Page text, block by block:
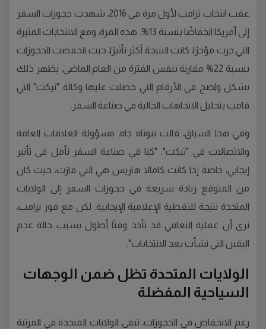
عقب انتخاب ترامب لأول مرة في 2016، شهدت حجوزات السفر
إلى أمريكا انخفاضًا بنسبة 13%. هذه المرة، ومع الانتخابات المثيرة
التي جرت مؤخرًا، كانت النتيجة أكثر تأثيرًا، حيث انخفضت الحجوزات
بنسبة 22% مقارنة بنفس الفترة من العام الماضي. يظهر ذلك
بشكل واضح في الأرقام التي حصلت عليها وكالة "تيكت" التي
قامت بتحليل الاتجاهات الحالية في صناعة السفر.
وفي هذا السياق، قالت تيوناه جاه، مسؤولة العلاقات العامة
والاتصالات في "تيكت": "كنا في صناعة السفر نأمل في تأثير
إيجابي، خاصة إذا كانت كامالا هاريس هي التي فازت، حيث كان
من المتوقع زيادة سريعة في حجوزات السفر إلى الولايات
المتحدة نتيجة للتغطية الإعلامية الإيجابية. لكن مع فوز ترامب،
نرى أن عملية التعافي قد تأخذ وقتًا أطول بسبب حالة عدم
اليقين التي نشأت بعد الانتخابات".
الولايات المتحدة تظل ضمن الوجهات
السياحية المفضلة
رغم الانخفاض في الحجوزات، تبقى الولايات المتحدة في المرتبة